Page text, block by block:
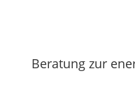
Beratung zur